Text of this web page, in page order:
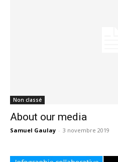
Non classé
About our media
Samuel Gaulay - 3 novembre 2019